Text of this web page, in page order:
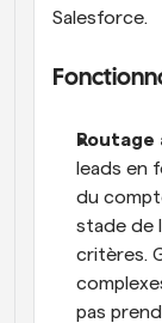
Salesforce.
leads en
du
stade de
critères.
pas